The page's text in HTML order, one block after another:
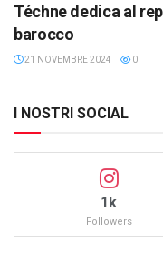
Téchne dedica al
barocco
21 NOVEMBRE 2024 0
I NOSTRI SOCIAL
1k
Followers